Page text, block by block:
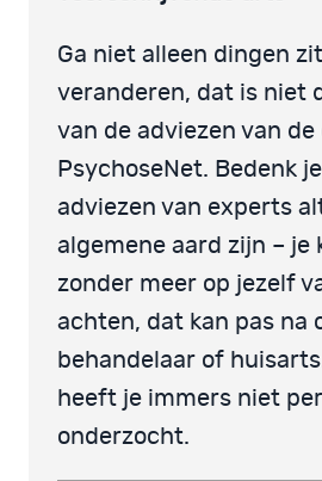
Ga niet alleen dingen
veranderen, dat is niet
van de adviezen van
PsychoseNet. Bedenk
adviezen van experts
algemene aard zijn – je
zonder meer op jezelf
achten, dat kan pas na
behandelaar of
heeft je immers niet
onderzocht.